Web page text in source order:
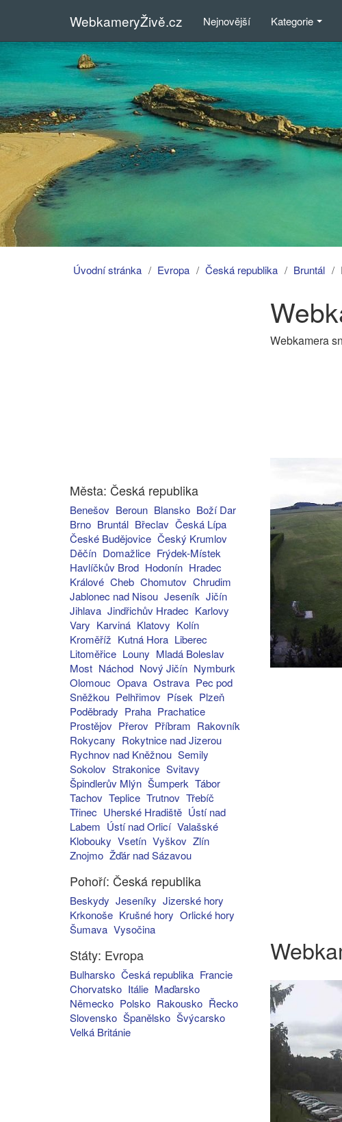
WebkameryŽivě.cz Nejnovější Kategorie
Úvodní stránka Evropa Česká republika Bruntál
Města: Česká republika
Benešov Beroun Blansko Boží Dar
Brno Bruntál Břeclav Česká Lípa
České Budějovice Český Krumlov
Děčín Domažlice Frýdek-Místek
Havlíčkův Brod Hodonín Hradec
Králové Cheb Chomutov Chrudim
Jablonec nad Nisou Jeseník Jičín
Jihlava Jindřichův Hradec Karlovy
Vary Karviná Klatovy Kolín
Kroměříž Kutná Hora Liberec
Litoměřice Louny Mladá Boleslav
Most Náchod Nový Jičín Nymburk
Olomouc Opava Ostrava Pec pod
Sněžkou Pelhřimov Písek Plzeň
Poděbrady Praha Prachatice
Prostějov Přerov Příbram Rakovník
Rokycany Rokytnice nad Jizerou
Rychnov nad Kněžnou Semily
Sokolov Strakonice Svitavy
Špindlerův Mlýn Šumperk Tábor
Tachov Teplice Trutnov Třebíč
Třinec Uherské Hradiště Ústí nad
Labem Ústí nad Orlicí Valašské
Klobouky Vsetín Vyškov Zlín
Znojmo Žďár nad Sázavou
Pohoří: Česká republika
Beskydy Jeseníky Jizerské hory
Krkonoše Krušné hory Orlické hory
Šumava Vysočina
Státy: Evropa
Bulharsko Česká republika Francie
Chorvatsko Itálie Maďarsko
Německo Polsko Rakousko Řecko
Slovensko Španělsko Švýcarsko
Velká Británie
Webkamera